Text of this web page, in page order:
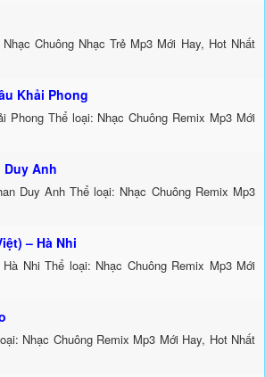
Chuông Nhạc Trẻ Mp3 Mới Hay, Hot Nhất
Khải Phong
Phong Thể loại: Nhạc Chuông Remix Mp3 Mới
Duy Anh
Duy Anh Thể loại: Nhạc Chuông Remix Mp3
– Hà Nhi
Nhi Thể loại: Nhạc Chuông Remix Mp3 Mới
Nhạc Chuông Remix Mp3 Mới Hay, Hot Nhất